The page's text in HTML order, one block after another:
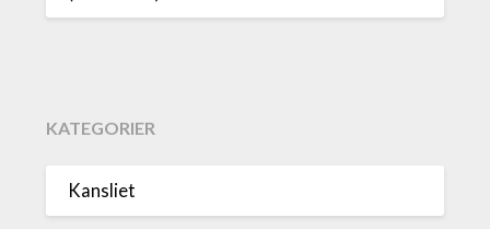
KATEGORIER
Kansliet